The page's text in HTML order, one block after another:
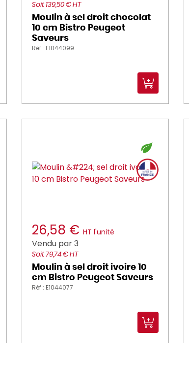
Soit 139,50 € HT
Moulin à sel droit chocolat
10 cm Bistro Peugeot
Saveurs
Réf : E1044099
26,58 € HT l'unité
Vendu par 3
Soit 79,74 € HT
Moulin à sel droit ivoire 10
cm Bistro Peugeot Saveurs
Réf : E1044077